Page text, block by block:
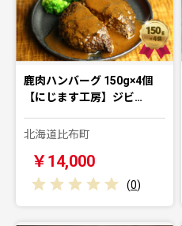
鹿肉ハンバーグ 150g×4個
【にじます工房】ジビ…
北海道比布町
￥14,000
(0)